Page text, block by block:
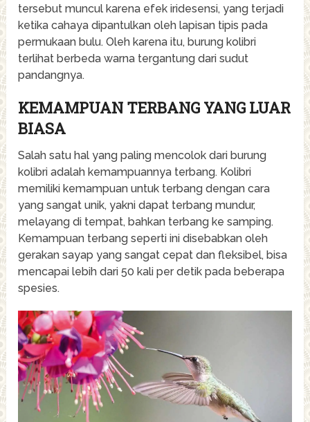
tersebut muncul karena efek iridesensi, yang terjadi
ketika cahaya dipantulkan oleh lapisan tipis pada
permukaan bulu. Oleh karena itu, burung kolibri
terlihat berbeda warna tergantung dari sudut
pandangnya.
KEMAMPUAN TERBANG YANG LUAR
BIASA
Salah satu hal yang paling mencolok dari burung
kolibri adalah kemampuannya terbang. Kolibri
memiliki kemampuan untuk terbang dengan cara
yang sangat unik, yakni dapat terbang mundur,
melayang di tempat, bahkan terbang ke samping.
Kemampuan terbang seperti ini disebabkan oleh
gerakan sayap yang sangat cepat dan fleksibel, bisa
mencapai lebih dari 50 kali per detik pada beberapa
spesies.